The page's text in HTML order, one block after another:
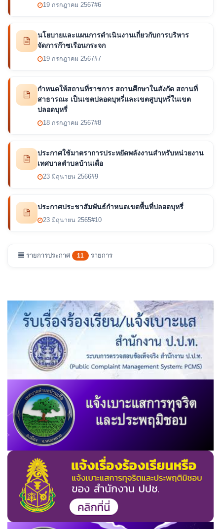
19 กรกฎาคม 2567#6
นโยบายและแผนการดำเนินงานเกี่ยวกับการบริหาร
จัดการก๊าซเรือนกระจก
19 กรกฎาคม 2567#7
กำหนดให้สถานที่ราชการ สถานศึกษาในสังกัด สถานที่
สาธารณะ เป็นเขตปลอดบุหรี่และเขตสูบบุหรี่ในเขต
ปลอดบุหรี่
18 กรกฎาคม 2567#8
ประกาศใช้มาตราการประหยัดพลังงานสำหรับหน่วยงาน
เทศบาลตำบลบ้านเดื่อ
23 มิถุนายน 2566#9
ประกาศประชาสัมพันธ์กำหนดเขตพื้นที่ปลอดบุหรี่
23 มิถุนายน 2565#10
รายการประกาศ 11 รายการ